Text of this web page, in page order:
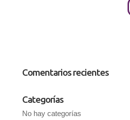
Comentarios recientes
Categorías
No hay categorías